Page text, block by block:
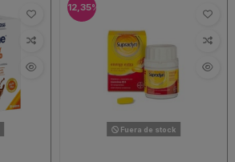
-12,35%
Fuera de stock